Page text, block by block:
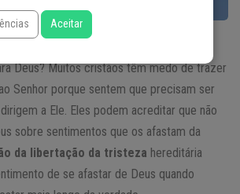
negatividade, medo ou tristeza, você
Deus? Muitos cristãos têm medo de trazer
Senhor porque sentem que precisam ser
a Ele. Eles podem acreditar que não
sobre sentimentos que os afastam da
da libertação da tristeza hereditária
de se afastar de Deus quando
Aceitar